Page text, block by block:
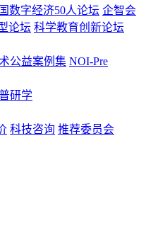
数字经济50人论坛 企智会
论坛 科学教育创新论坛
公益案例集 NOI-Pre
研学
科技咨询 推荐委员会